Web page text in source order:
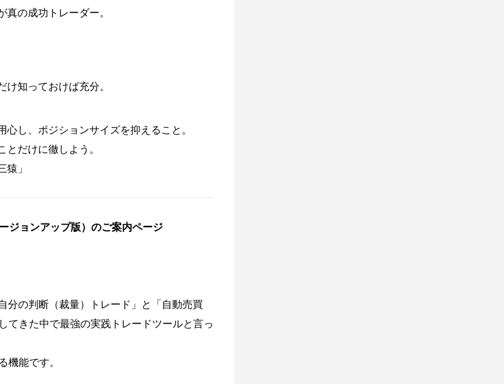
の成功トレーダー。
知っておけば充分。
し、ポジションサイズを抑えること。
だけに徹しよう。
」
ョンアップ版）のご案内ページ
分の判断（裁量）トレード」と「自動売買
てきた中で最強の実践トレードツールと言っ
機能です。